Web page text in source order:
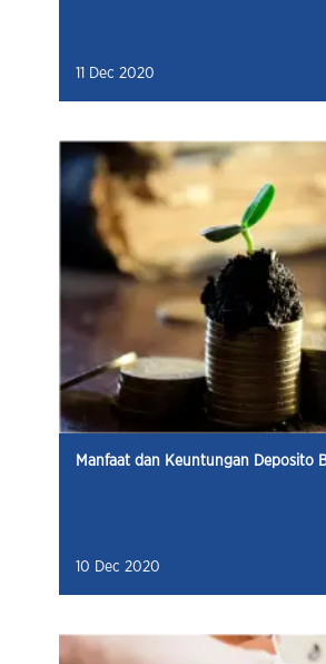
11 Dec 2020
Manfaat dan Keuntungan Deposito
10 Dec 2020